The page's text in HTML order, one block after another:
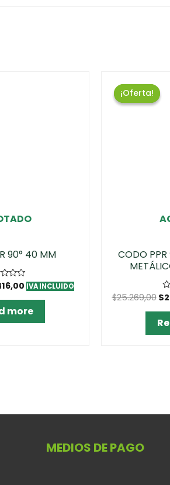
90° 40 MM
IVA INCLUIDO
more
¡Oferta!
¡Oferta!
CODO PPR
of
5
$25.269,00 $
MEDIOS DE PAGO